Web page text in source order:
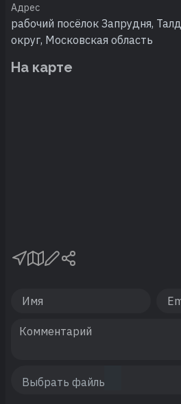
Адрес
рабочий посёлок Запрудня,
округ, Московская область
На карте